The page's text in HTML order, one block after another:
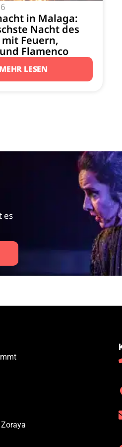
in Malaga:
Nacht des
Feuern,
Flamenco
MEHR LESEN
es